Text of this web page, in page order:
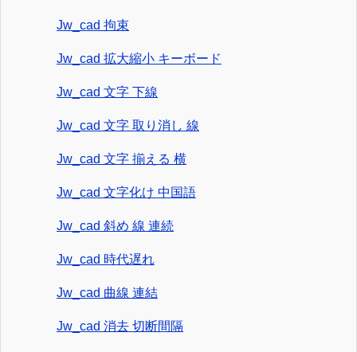
Jw_cad 拘束
Jw_cad 拡大縮小 キーボード
Jw_cad 文字 下線
Jw_cad 文字 取り消し 線
Jw_cad 文字 揃える 横
Jw_cad 文字化け 中国語
Jw_cad 斜め 線 連続
Jw_cad 時代遅れ
Jw_cad 曲線 連結
Jw_cad 消去 切断間隔